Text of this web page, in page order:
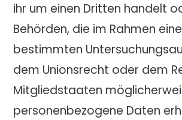
ihr um einen Dritten handelt
Behörden, die im Rahmen
bestimmten
dem Unionsrecht oder dem
Mitgliedstaaten
personenbezogene Daten